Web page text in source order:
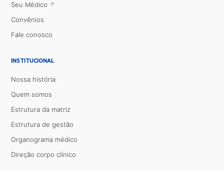
Seu Médico
Convênios
Fale conosco
INSTITUCIONAL
Nossa história
Quem somos
Estrutura da matriz
Estrutura de gestão
Organograma médico
Direção corpo clínico